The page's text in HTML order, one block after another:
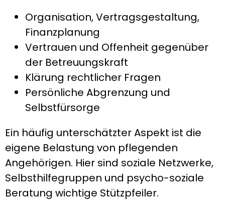
Organisation, Vertragsgestaltung,
Finanzplanung
Vertrauen und Offenheit gegenüber
der Betreuungskraft
Klärung rechtlicher Fragen
Persönliche Abgrenzung und
Selbstfürsorge
Ein häufig unterschätzter Aspekt ist die
eigene Belastung von pflegenden
Angehörigen. Hier sind soziale Netzwerke,
Selbsthilfegruppen und psycho-soziale
Beratung wichtige Stützpfeiler.